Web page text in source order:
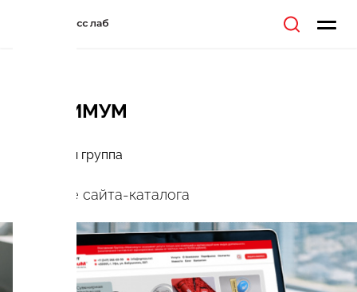
МАКСИМУМ
Рекламная группа
Создание сайта-каталога